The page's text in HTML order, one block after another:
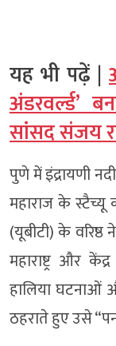
यह भी पढ़ें |
अंडरवर्ल्ड’
सांसद संजय
पुणे में इंद्रायणी
महाराज के स्टैच्यू
(यूबीटी) के
महाराष्ट्र और
हालिया घटनाओं
ठहराते हुए उसे